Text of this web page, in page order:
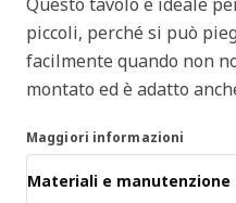
piccoli, perché si può
facilmente quando non
montato ed è adatto
Maggiori informazioni
Materiali e manutenzione